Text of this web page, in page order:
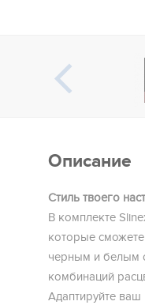
Описание
Cтиль твоего
В комплекте
которые сможете
черным и белым
комбинаций
Адаптируйте